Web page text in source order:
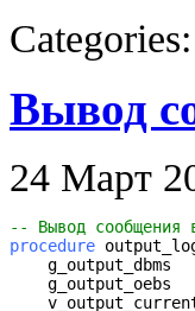
Categories:
Вывод
24 Март
-- Вывод сообщения
procedure